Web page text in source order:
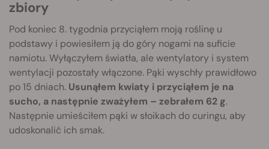
zbiory
Pod koniec 8. tygodnia przyciąłem moją roślinę u
podstawy i powiesiłem ją do góry nogami na suficie
namiotu. Wyłączyłem światła, ale wentylatory i system
wentylacji pozostały włączone. Pąki wyschły prawidłowo
po 15 dniach. Usunąłem kwiaty i przyciąłem je na
sucho, a następnie zważyłem – zebrałem 62 g.
Następnie umieściłem pąki w słoikach do curingu, aby
udoskonalić ich smak.